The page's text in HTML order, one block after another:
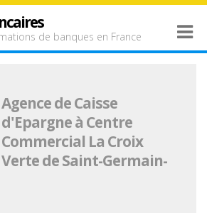
de banques en France
Agence de Caisse
d'Epargne à Centre
Commercial La Croix
Verte de Saint-Germain-